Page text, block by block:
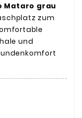
Mataro grau
zum
und